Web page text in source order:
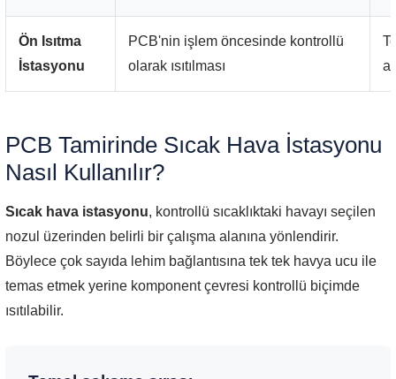
Ön Isıtma
İstasyonu
PCB'nin işlem öncesinde kontrollü
olarak ısıtılması
PCB Tamirinde Sıcak Hava İstasyonu
Nasıl Kullanılır?
Sıcak hava istasyonu, kontrollü sıcaklıktaki havayı seçilen
nozul üzerinden belirli bir çalışma alanına yönlendirir.
Böylece çok sayıda lehim bağlantısına tek tek havya ucu ile
temas etmek yerine komponent çevresi kontrollü biçimde
ısıtılabilir.